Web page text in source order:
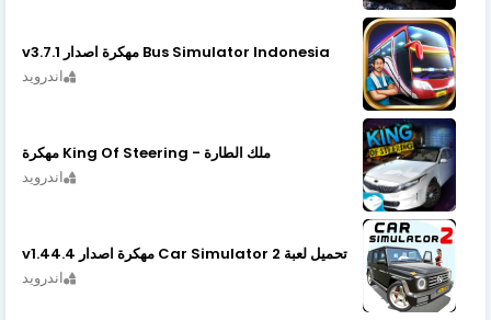
Bus Simulator Indonesia مهكرة اصدار v3.7.1
اندرويد
ملك الطارة - King Of Steering مهكرة
اندرويد
تحميل لعبة Car Simulator 2 مهكرة اصدار v1.44.4
اندرويد